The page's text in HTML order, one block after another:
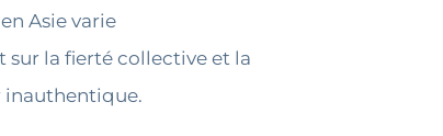
Asie varie
sur la fierté collective et la
inauthentique.